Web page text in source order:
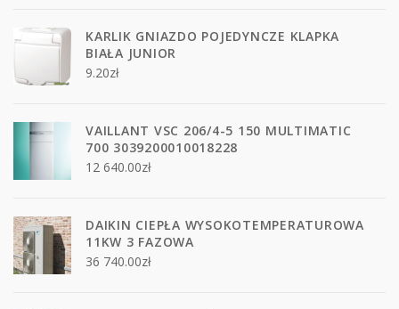
KARLIK GNIAZDO POJEDYNCZE KLAPKA
BIAŁA JUNIOR
9.20zł
VAILLANT VSC 206/4-5 150 MULTIMATIC
700 3039200010018228
12 640.00zł
DAIKIN CIEPŁA WYSOKOTEMPERATUROWA
11KW 3 FAZOWA
36 740.00zł